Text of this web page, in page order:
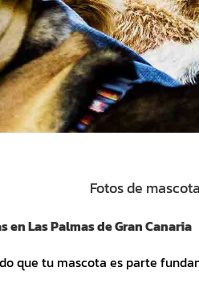
Fotos de
Las Palmas de Gran Canaria
que tu mascota es parte